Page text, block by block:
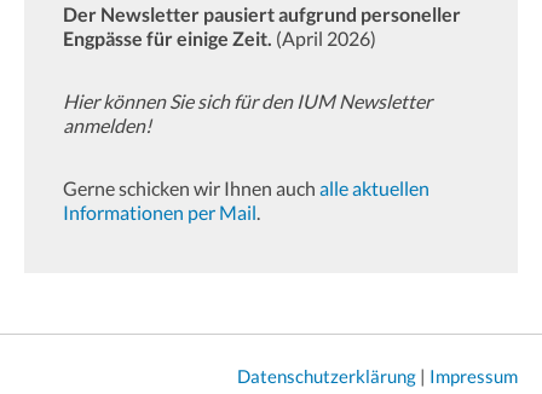
Der Newsletter pausiert aufgrund personeller
Engpässe für einige Zeit. (April 2026)
Hier können Sie sich für den IUM Newsletter
anmelden!
Gerne schicken wir Ihnen auch alle aktuellen
Informationen per Mail.
Datenschutzerklärung | Impressum